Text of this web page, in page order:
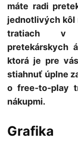
máte radi
jednotlivých kôl
tratiach v
pretekárskych
ktorá je pre
stiahnuť úplne
o free-to-play
nákupmi.
Grafika